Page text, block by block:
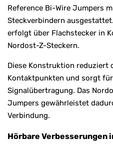
Reference Bi-Wire Jumpers
Steckverbindern
erfolgt über Flachstecker in
Nordost-Z-Steckern.
Diese Konstruktion reduziert
Kontaktpunkten und sorgt
Signalübertragung. Das
Jumpers gewährleistet
Verbindung.
Hörbare Verbesserungen